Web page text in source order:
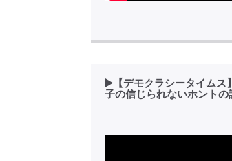
▶️【デモクラシータイムス
子の信じられないホントの